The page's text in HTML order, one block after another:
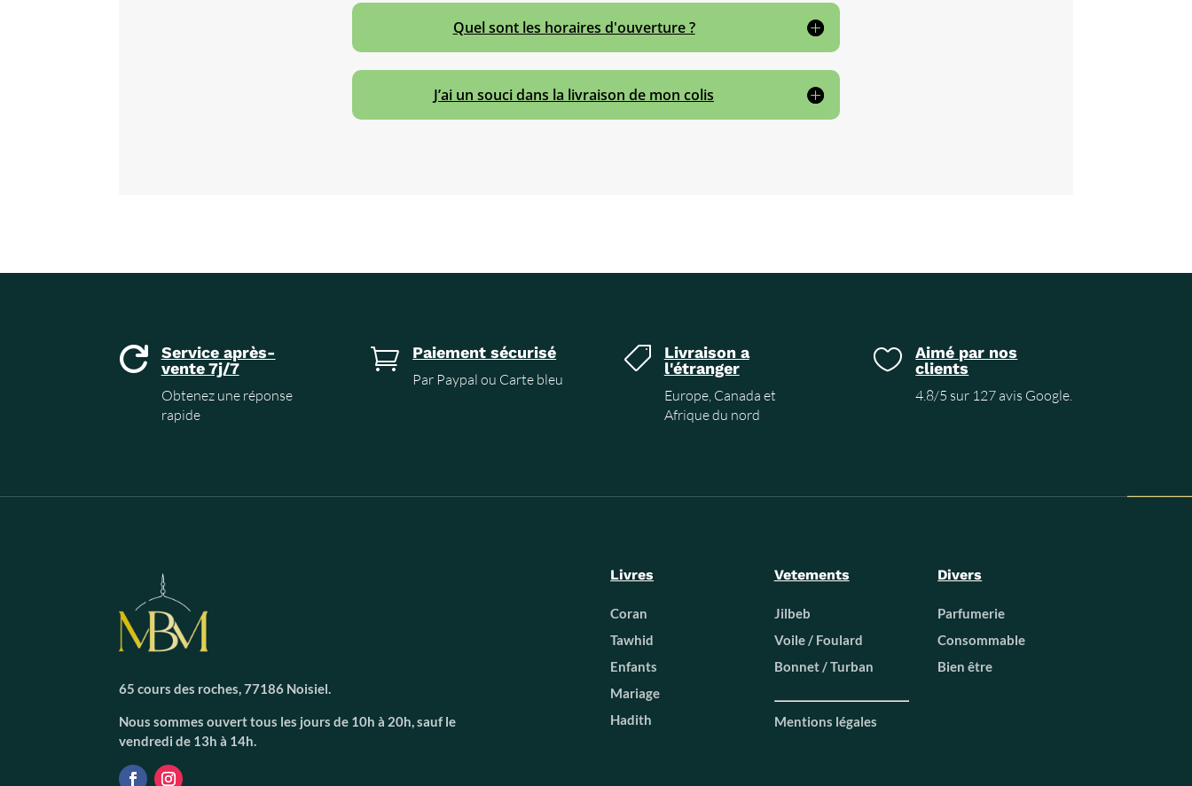
Quel sont les horaires d'ouverture ?
J’ai un souci dans la livraison de mon colis

Service après-
vente 7j/7
Obtenez une réponse
rapide
 Paiement sécurisé
Par Paypal ou Carte bleu

Livraison a
l'étranger
Europe, Canada et
Afrique du nord

Aimé par nos
clients
4.8/5 sur 127 avis Google.
65 cours des roches, 77186 Noisiel.
Nous sommes ouvert tous les jours de 10h à 20h, sauf le
vendredi de 13h à 14h.
Livres
Coran
Tawhid
Enfants
Mariage
Hadith
Vetements
Jilbeb
Voile / Foulard
Bonnet / Turban
Mentions légales
Divers
Parfumerie
Consommable
Bien être